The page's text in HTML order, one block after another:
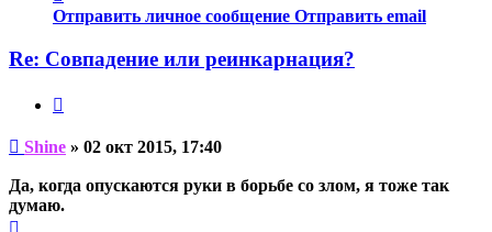
информация
пользователя
Отправить личное сообщение Отправить email
Re: Совпадение или реинкарнация?
Непрочитанное
Shine » 02 окт 2015, 17:40
Да, когда опускаются руки в борьбе со злом, я тоже так
думаю.